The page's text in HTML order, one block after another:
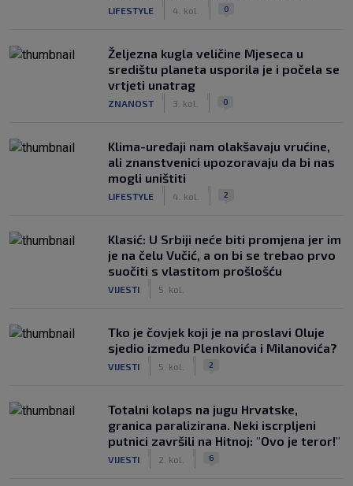
LIFESTYLE 4. kol. 0
Željezna kugla veličine Mjeseca u
središtu planeta usporila je i počela se
vrtjeti unatrag
ZNANOST 3. kol. 0
Klima-uređaji nam olakšavaju vrućine,
ali znanstvenici upozoravaju da bi nas
mogli uništiti
LIFESTYLE 4. kol. 2
Klasić: U Srbiji neće biti promjena jer im
je na čelu Vučić, a on bi se trebao prvo
suočiti s vlastitom prošlošću
VIJESTI 5. kol.
Tko je čovjek koji je na proslavi Oluje
sjedio između Plenkovića i Milanovića?
VIJESTI 5. kol. 2
Totalni kolaps na jugu Hrvatske,
granica paralizirana. Neki iscrpljeni
putnici završili na Hitnoj: "Ovo je teror!"
VIJESTI 2. kol. 6